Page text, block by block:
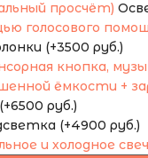
(+3500 руб.)
руб.)
(+4900 руб.)